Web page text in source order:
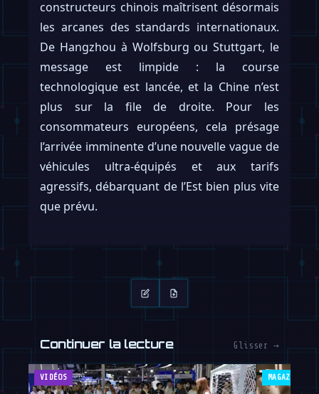
constructeurs chinois maîtrisent désormais
les arcanes des standards internationaux.
De Hangzhou à Wolfsburg ou Stuttgart, le
message est limpide : la course
technologique est lancée, et la Chine n’est
plus sur la file de droite. Pour les
consommateurs européens, cela présage
l’arrivée imminente d’une nouvelle vague de
véhicules ultra-équipés et aux tarifs
agressifs, débarquant de l’Est bien plus vite
que prévu.
Continuer la lecture Glisser →
VIDÉOS MAGAZINE